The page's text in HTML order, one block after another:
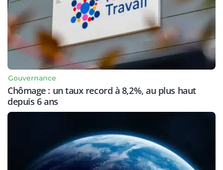
Gouvernance
Chômage : un taux record à 8,2%, au plus haut
depuis 6 ans